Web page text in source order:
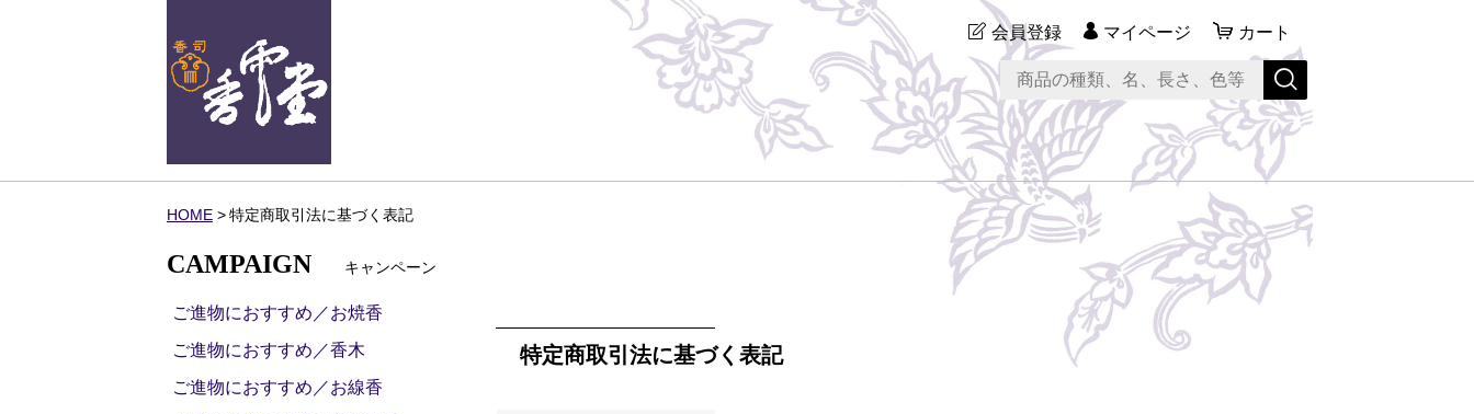
会員登録 マイページ カート
HOME 特定商取引法に基づく表記
特定商取引法に基づく表記
CAMPAIGN キャンペーン
ご進物におすすめ／お焼香
ご進物におすすめ／香木
ご進物におすすめ／お線香